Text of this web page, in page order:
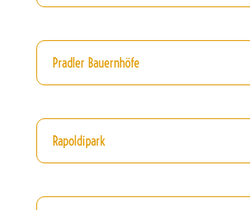
Pradler Bauernhöfe
Rapoldipark